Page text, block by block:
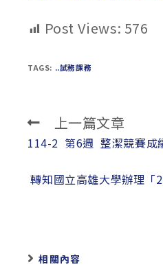
Post Views: 576
TAGS: ..試務課務
Read
more
上一篇文章
114-2 第6週 整潔競賽成
轉知國立高雄大學辦理「
相關內容